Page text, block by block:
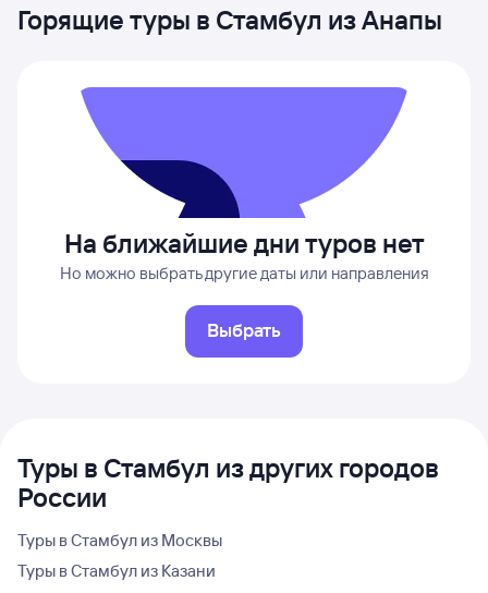
Горящие туры в Стамбул из Анапы
На ближайшие дни туров нет
Но можно выбрать другие даты или направления
Выбрать
Туры в Стамбул из других городов
России
Туры в Стамбул из Москвы
Туры в Стамбул из Казани